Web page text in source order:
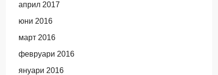
април 2017
юни 2016
март 2016
февруари 2016
януари 2016